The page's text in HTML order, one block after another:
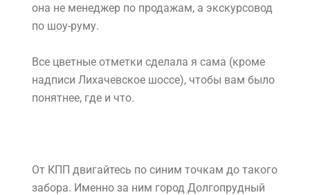
она не менеджер по продажам, а экскурсовод
по шоу-руму.
Все цветные отметки сделала я сама (кроме
надписи Лихачевское шоссе), чтобы вам было
понятнее, где и что.
От КПП двигайтесь по синим точкам до такого
забора. Именно за ним город Долгопрудный